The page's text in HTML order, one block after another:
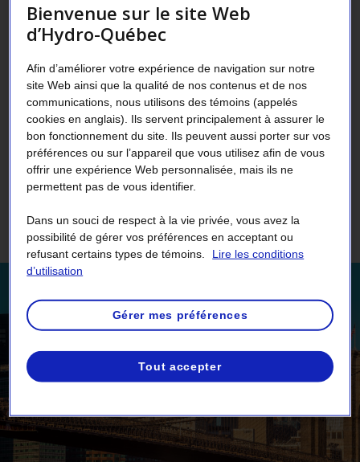
convertisseur à courant continu au poste de
Châteauguay en 1984.
Ces liaisons ont pavé la voie à la conclusion de
plusieurs accords à long terme entre Hydro-
Québec et la New York Power Authority (NYPA),
notamment, concernant la fourniture d’énergie
et de puissance (y compris l’échange de
puissance durant les pointes respectives des
l’État de New York).
Bienvenue sur le site Web
d’Hydro-Québec
Afin d’améliorer votre expérience de navigation sur notre
site Web ainsi que la qualité de nos contenus et de nos
communications, nous utilisons des témoins (appelés
cookies en anglais). Ils servent principalement à assurer le
bon fonctionnement du site. Ils peuvent aussi porter sur vos
préférences ou sur l’appareil que vous utilisez afin de vous
offrir une expérience Web personnalisée, mais ils ne
permettent pas de vous identifier.
Dans un souci de respect à la vie privée, vous avez la
possibilité de gérer vos préférences en acceptant ou
refusant certains types de témoins.
Lire les conditions
d’utilisation
Gérer mes préférences
Tout accepter